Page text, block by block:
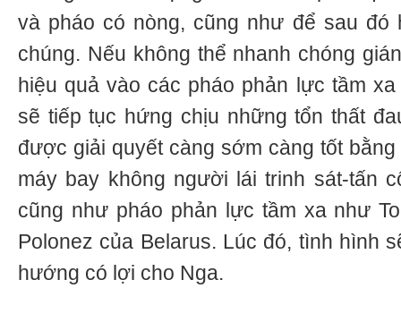
và pháo có nòng, cũng như để sau đó
chúng. Nếu không thể nhanh chóng
hiệu quả vào các pháo phản lực tầm
sẽ tiếp tục hứng chịu những tổn thất
được giải quyết càng sớm càng tốt
máy bay không người lái trinh sát-tấn
cũng như pháo phản lực tầm xa như
Polonez của Belarus. Lúc đó, tình hình
hướng có lợi cho Nga.